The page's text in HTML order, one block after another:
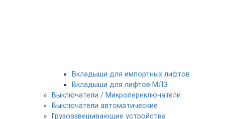
Вкладыши для импортных лифтов
Вкладыши для лифтов МЛЗ
Выключатели / Микропереключатели
Выключатели автоматические
Грузовзвешивающие устройства